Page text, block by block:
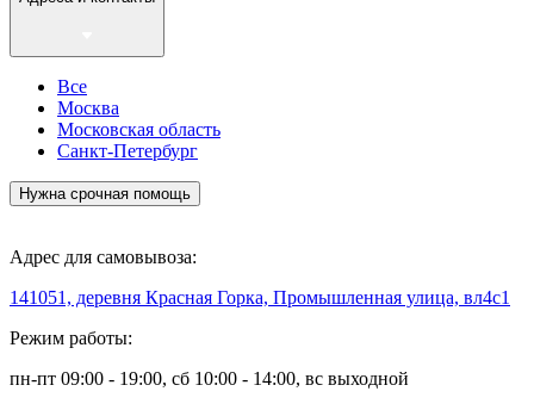
Все
Москва
Московская область
Санкт-Петербург
Нужна срочная помощь
Адрес для самовывоза:
141051, деревня Красная Горка, Промышленная улица, вл4с1
Режим работы:
пн-пт 09:00 - 19:00, сб 10:00 - 14:00, вс выходной